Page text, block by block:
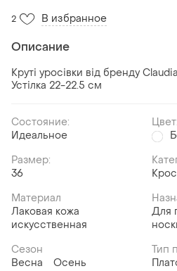
2 В избранное
Описание
Круті уросівки від бренду
Устілка 22-22.5 см
Состояние:
Идеальное
Цвет:
Размер:
36
Материал
Лаковая кожа
искусственная
Для
Сезон
Весна
Осень
Тип